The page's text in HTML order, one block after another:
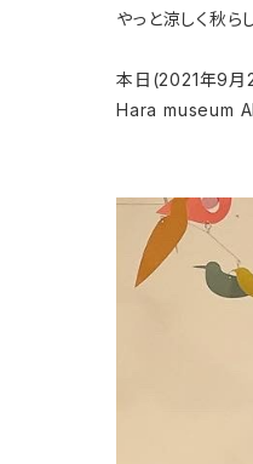
やっと涼しく秋ら
本日(2021年9月
Hara museum